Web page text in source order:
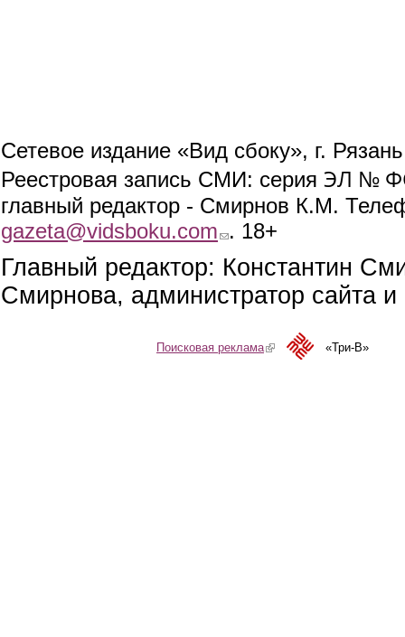
Сетевое издание «Вид сбоку», г.
Реестровая запись СМИ: серия ЭЛ №
главный редактор - Смирнов К.М.
gazeta@vidsboku.com (link sends e-mail)
. 18+
Главный редактор: Константин
Смирнова, администратор сайта
Поисковая реклама(link is external)«Три-В»